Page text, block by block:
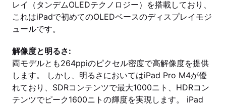
レイ（タンデムOLEDテクノロジー）を搭載しており、
これはiPadで初めてのOLEDベースのディスプレイモジ
ュールです。
解像度と明るさ:
両モデルとも264ppiのピクセル密度で高解像度を提供
します。 しかし、明るさにおいてはiPad Pro M4が優
れており、SDRコンテンツで最大1000ニト、HDRコン
テンツでピーク1600ニトの輝度を実現します。 iPad